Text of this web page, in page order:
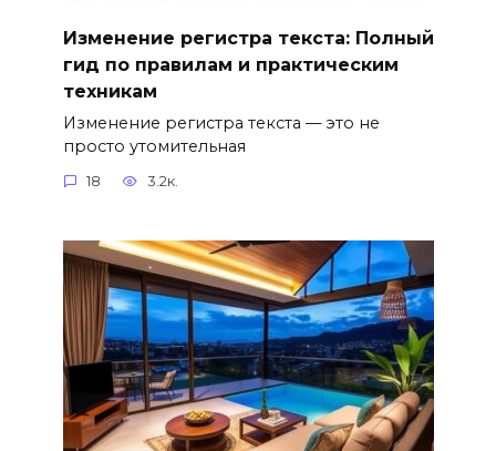
Изменение регистра текста: Полный
гид по правилам и практическим
техникам
Изменение регистра текста — это не
просто утомительная
18 3.2к.